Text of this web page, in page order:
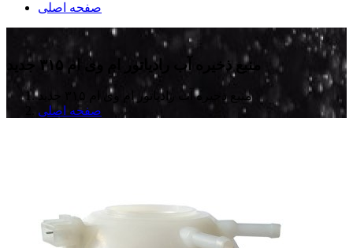
صفحه اصلی
منبع ذخیره آب رادیاتور ام وی ام ۳۱۵ جدید
منبع ذخیره آب رادیاتور ام وی ام ۳۱۵ جدید
صفحه اصلی